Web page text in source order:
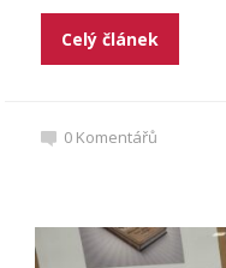
Celý článek
0 Komentářů